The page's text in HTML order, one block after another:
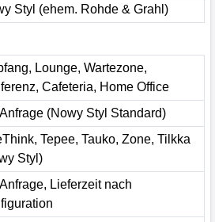
Styl (ehem. Rohde & Grahl)
Lounge, Wartezone,
Cafeteria, Home Office
(Nowy Styl Standard)
Tepee, Tauko, Zone, Tilkka
Styl)
Lieferzeit nach